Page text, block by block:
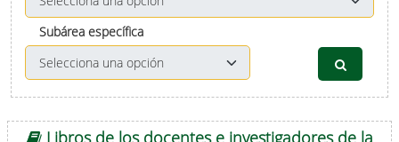
Subárea específica
Libros de los docentes e investigadores de la